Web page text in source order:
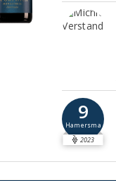
9
Hamersma
2023